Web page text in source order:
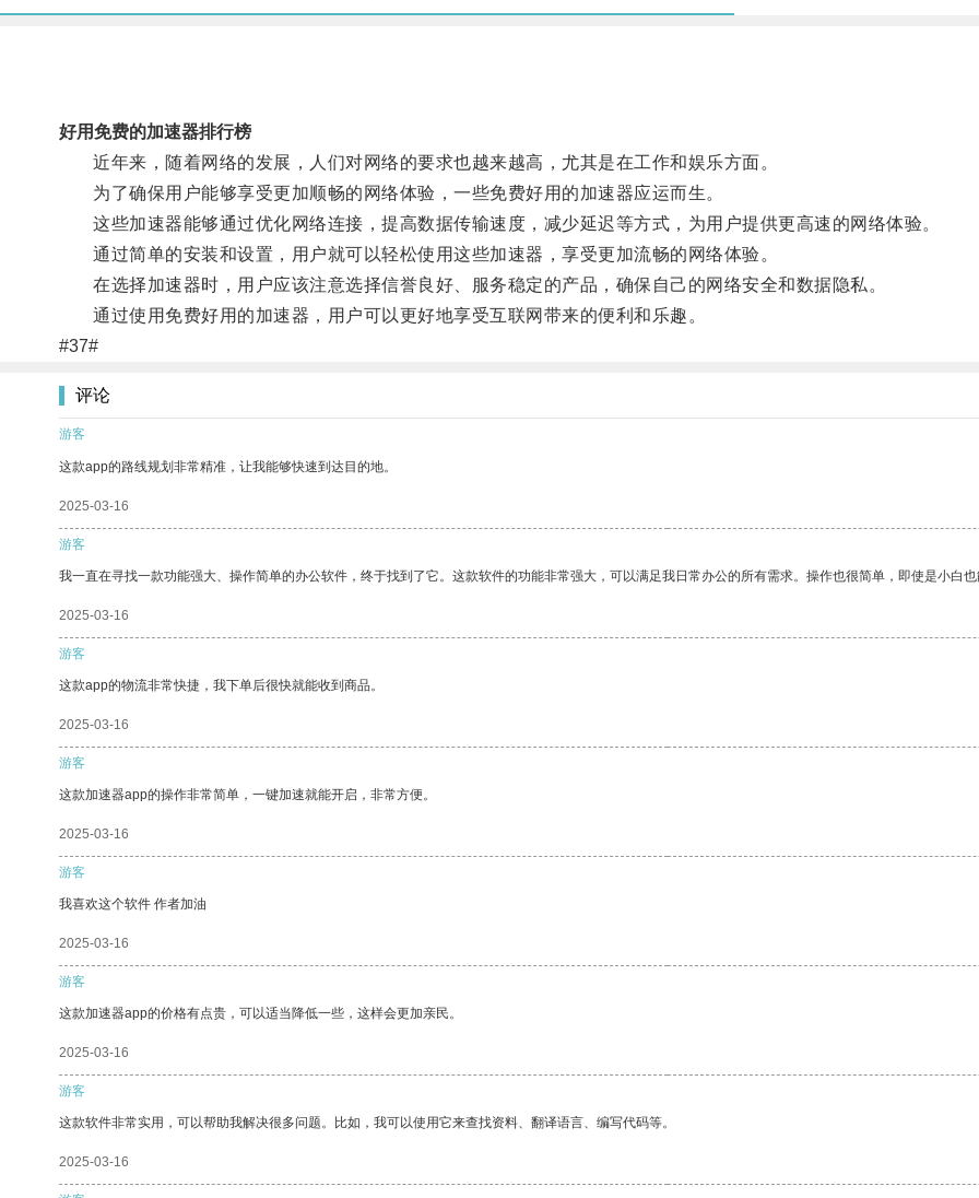
好用免费的加速器排行榜
近年来，随着网络的发展，人们对网络的要求也越来越高，尤其是在工作和娱乐方面。
为了确保用户能够享受更加顺畅的网络体验，一些免费好用的加速器应运而生。
这些加速器能够通过优化网络连接，提高数据传输速度，减少延迟等方式，为用户提供更高速的网络体验。
通过简单的安装和设置，用户就可以轻松使用这些加速器，享受更加流畅的网络体验。
在选择加速器时，用户应该注意选择信誉良好、服务稳定的产品，确保自己的网络安全和数据隐私。
通过使用免费好用的加速器，用户可以更好地享受互联网带来的便利和乐趣。
#37#
评论
游客
这款app的路线规划非常精准，让我能够快速到达目的地。
2025-03-16
游客
我一直在寻找一款功能强大、操作简单的办公软件，终于找到了它。这款软件的功能非常强大，可以满足我日常办公的所有需求。操作也很简单，即使是小白也
2025-03-16
游客
这款app的物流非常快捷，我下单后很快就能收到商品。
2025-03-16
游客
这款加速器app的操作非常简单，一键加速就能开启，非常方便。
2025-03-16
游客
我喜欢这个软件 作者加油
2025-03-16
游客
这款加速器app的价格有点贵，可以适当降低一些，这样会更加亲民。
2025-03-16
游客
这款软件非常实用，可以帮助我解决很多问题。比如，我可以使用它来查找资料、翻译语言、编写代码等。
2025-03-16